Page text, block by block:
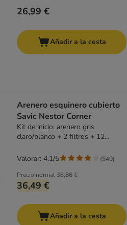
26,99 €
Añadir a la cesta
Arenero esquinero cubierto
Savic Nestor Corner
Kit de inicio: arenero gris
claro/blanco + 2 filtros + 12
Precio normal 38,86 €
36,49 €
Valorar: 4.1/5 (540)
Añadir a la cesta